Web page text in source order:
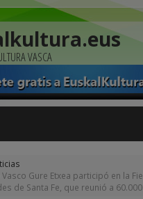
VASCA
Vasco Gure Etxea participó en la
de Santa Fe, que reunió a